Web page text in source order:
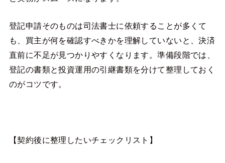
登記申請そのものは司法書士に依頼することが多くて
も、買主が何を確認すべきかを理解していないと、決済
直前に不足が見つかりやすくなります。準備段階では、
登記の書類と投資運用の引継書類を分けて整理しておく
のがコツです。
【契約後に整理したいチェックリスト】